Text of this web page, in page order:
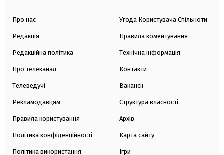
Про нас
Редакція
Редакційна політика
Про телеканал
Телеведучі
Рекламодавцям
Правила користування
Політика конфіденційності
Політика використання
Угода Користувача Спільноти
Правила коментування
Технічна інформація
Контакти
Вакансії
Структура власності
Архів
Карта сайту
Ігри